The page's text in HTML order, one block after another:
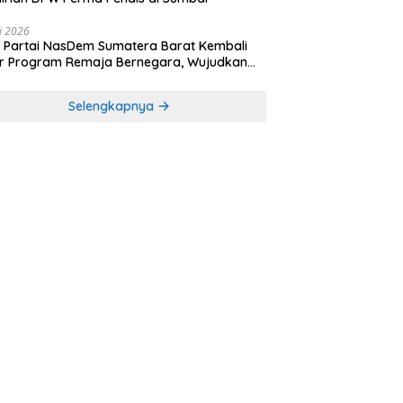
2026
Partai NasDem Sumatera Barat Kembali
Program Remaja Bernegara, Wujudkan
Selengkapnya